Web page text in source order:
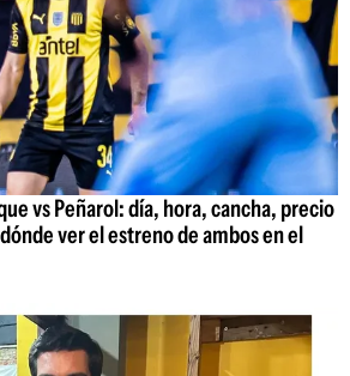
vs Peñarol: día, hora, cancha, precio
ver el estreno de ambos en el